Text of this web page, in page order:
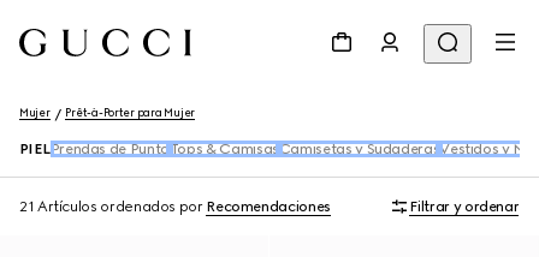
Mujer Prêt-à-Porter para Mujer
PIELPrendas de Punto Tops & Camisas Camisetas y Sudaderas Vestidos y
21 Artículos ordenados por Recomendaciones Filtrar y ordenar